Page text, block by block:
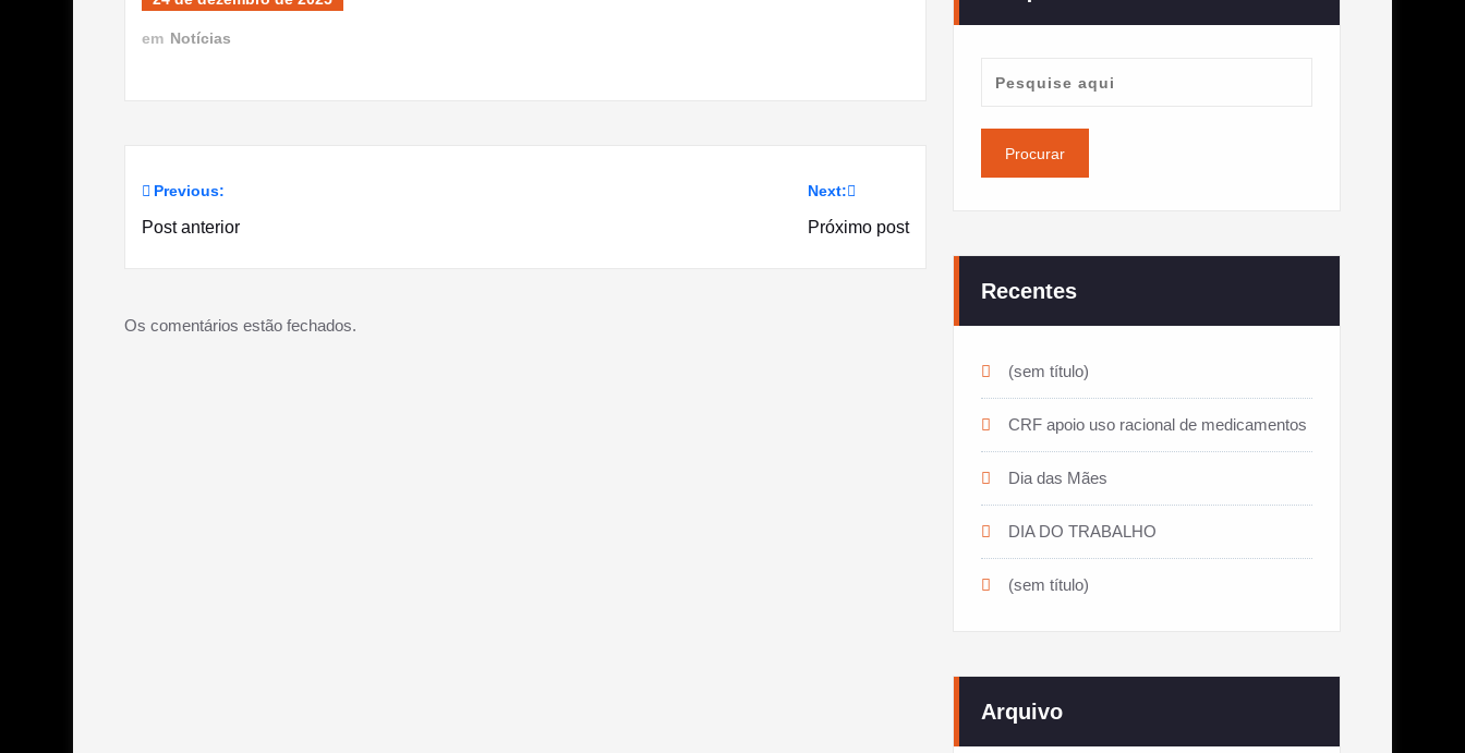
em Notícias
Navegação
Previous:
Post anterior
Next:
Próximo post
Os comentários estão fechados.
Recentes
(sem título)
CRF apoio uso racional de medicamentos
Dia das Mães
DIA DO TRABALHO
(sem título)
Arquivo